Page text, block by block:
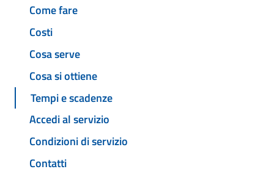
Come fare
Costi
Cosa serve
Cosa si ottiene
Tempi e scadenze
Accedi al servizio
Condizioni di servizio
Contatti